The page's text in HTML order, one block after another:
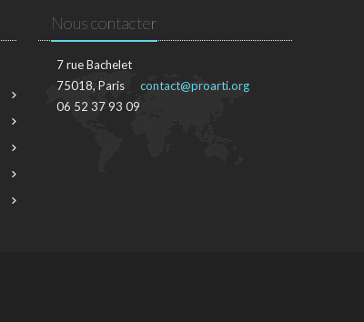
Nous contacter
7 rue Bachelet
75018, Paris
06 52 37 93 09
contact@proarti.org